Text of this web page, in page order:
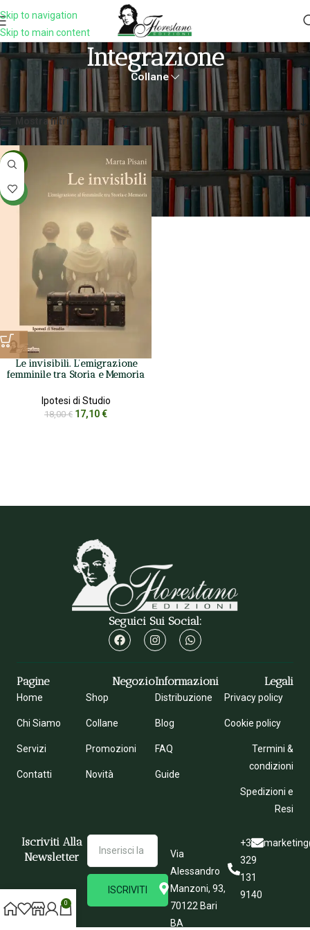
Skip to navigation
Skip to main content
Integrazione
Collane
Prodotti taggati “integrazione” Visualizzazione del risultato
Mostra filtri
-5%
NEW
Le invisibili. L’emigrazione
femminile tra Storia e Memoria
Ipotesi di Studio
18,00€ 17,10€
Seguici Sui Social:
Pagine
Home
Chi Siamo
Servizi
Contatti
Negozio
Shop
Collane
Promozioni
Novità
Informazioni
Distribuzione
Blog
FAQ
Guide
Legali
Privacy policy
Cookie policy
Termini &
condizioni
Spedizioni e
Resi
Iscriviti Alla
Newsletter
ISCRIVITI
Via
Alessandro
Manzoni, 93,
70122 Bari
BA
+39
329
131
9140
0